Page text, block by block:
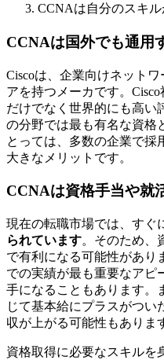
CCNAは自分のスキル
CCNAは国外でも通用
Ciscoは、企業向けネット
アを持つメーカです。
だけでなく世界的にも高い
の分野では最も有名な資格
とっては、 多数の企業で採
大きなメリット です。
CCNAは資格手当や就
現在の転職市場では、すぐ
られています。そのため、
で有利になる可能性があり
での実績が最も重要なアピ
手になることもあります。
じて基本給にプラスがつい
収が上がる可能性もありま
資格取得に必要なスキルを